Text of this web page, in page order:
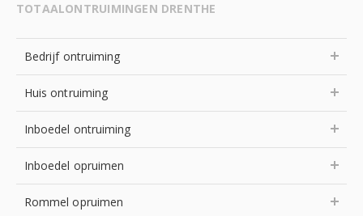
TOTAALONTRUIMINGEN DRENTHE
Bedrijf ontruiming
Huis ontruiming
Inboedel ontruiming
Inboedel opruimen
Rommel opruimen